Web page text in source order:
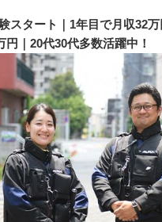
スタート｜1年目で月収32
円｜20代30代多数活躍中！